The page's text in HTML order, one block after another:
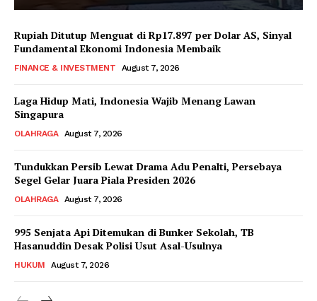
Rupiah Ditutup Menguat di Rp17.897 per Dolar AS, Sinyal
Fundamental Ekonomi Indonesia Membaik
FINANCE & INVESTMENT August 7, 2026
Laga Hidup Mati, Indonesia Wajib Menang Lawan
Singapura
OLAHRAGA August 7, 2026
Tundukkan Persib Lewat Drama Adu Penalti, Persebaya
Segel Gelar Juara Piala Presiden 2026
OLAHRAGA August 7, 2026
995 Senjata Api Ditemukan di Bunker Sekolah, TB
Hasanuddin Desak Polisi Usut Asal-Usulnya
HUKUM August 7, 2026